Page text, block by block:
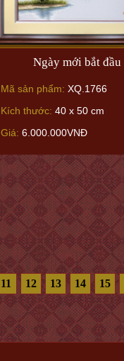
Ngày mới bắt đầu
Mã sản phẩm: XQ.1766
Kích thước: 40 x 50 cm
Giá: 6.000.000VNĐ
11 12 13 14 15